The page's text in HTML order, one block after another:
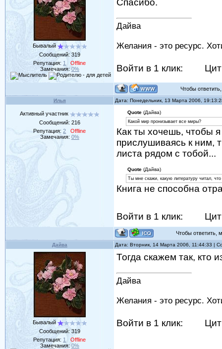
Бывалый
Сообщений: 319
Репутация: 1
Offline
Замечания: 0%
Спасибо.
Дайва
Желания - это ресурс.
Войти в 1 клик:
Чтобы
Илья Дата: Понедельник, 13 Марта 2006,
Активный участник
Сообщений: 216
Репутация:2
Offline
Замечания: 0%
Quote(Дайва)
Какой мир пронизывает все миры?
Как ты хочешь, чтобы
прислушиваясь к ним,
листа рядом с тобой...
Quote(Дайва)
Ты мне скажи, какую литературу читал,
Книга не способна
Войти в 1 клик:
Чтобы ответить,
Дайва Дата: Вторник, 14 Марта 2006, 11:44:33 |
Бывалый
Сообщений: 319
Репутация: 1
Offline
Замечания: 0%
Тогда скажем так, кто
Дайва
Желания - это ресурс.
Войти в 1 клик: